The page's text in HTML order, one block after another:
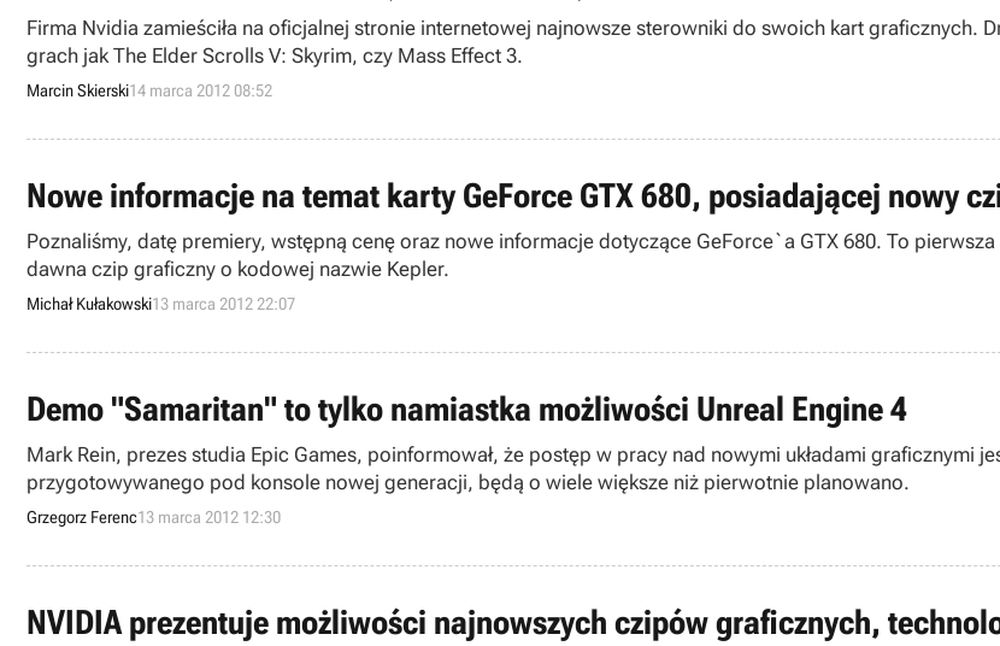
Firma Nvidia zamieściła na oficjalnej stronie internetowej najnowsze sterowniki do swoich kart graficznych.
grach jak The Elder Scrolls V: Skyrim, czy Mass Effect 3.
Marcin Skierski14 marca 2012 08:52
Nowe informacje na temat karty GeForce GTX 680, posiadającej nowy
Poznaliśmy, datę premiery, wstępną cenę oraz nowe informacje dotyczące GeForce`a GTX 680. To
dawna czip graficzny o kodowej nazwie Kepler.
Michał Kułakowski13 marca 2012 22:07
Demo "Samaritan" to tylko namiastka możliwości Unreal Engine 4
Mark Rein, prezes studia Epic Games, poinformował, że postęp w pracy nad nowymi układami graficznymi
przygotowywanego pod konsole nowej generacji, będą o wiele większe niż pierwotnie planowano.
Grzegorz Ferenc13 marca 2012 12:30
NVIDIA prezentuje możliwości najnowszych czipów graficznych,